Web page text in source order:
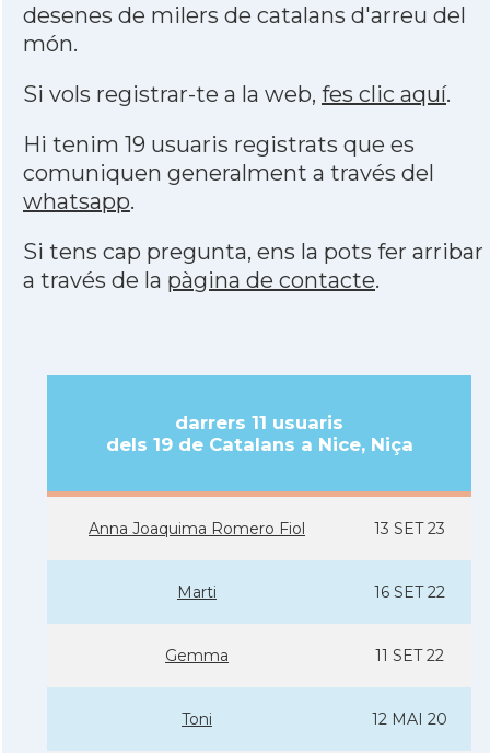
desenes de milers de catalans d'arreu del
món.
Si vols registrar-te a la web, fes clic aquí.
Hi tenim 19 usuaris registrats que es
comuniquen generalment a través del
whatsapp.
Si tens cap pregunta, ens la pots fer arribar
a través de la pàgina de contacte.
darrers 11 usuaris
dels 19 de Catalans a Nice, Niça
Anna Joaquima Romero Fiol 13 SET 23
Marti 16 SET 22
Gemma 11 SET 22
Toni 12 MAI 20